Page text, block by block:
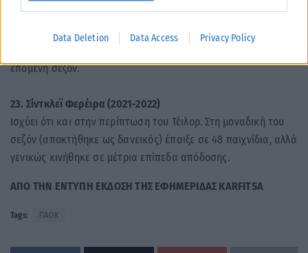
Data Deletion Data Access Privacy Policy
22. Λούκας Τέιλορ (2021-2022)
Ήρθε, είδε και απήλθε. 29 παιχνίδια συνολικά. Μέτριες
επόμενη σεζόν.
23. Σίντκλεϊ Φερέιρα (2021-2022)
Ισχύει ότι και στην περίπτωση του Τέιλορ. Στη μοναδική του
σεζόν (αποκτήθηκε ως δανεικός) έπαιξε σε 48 παιχνίδια, αλλά
γενικώς κινήθηκε σε μέτρια επίπεδα απόδοσης.
ΑΠΟ ΤΗΝ ΕΝΤΥΠΗ ΕΚΔΟΣΗ ΤΗΣ ΕΦΗΜΕΡΙΔΑΣ KARFITSA
Tags: ΠΑΟΚ